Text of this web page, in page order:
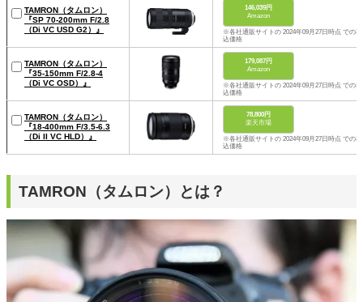
TAMRON（タムロン）
『SP 70-200mm F/2.8
（Di VC USD G2）』
146,039円
Amazon
※各社通販サイトの 2024年09月27日時点 での税
込価格
TAMRON（タムロン）
『35-150mm F/2.8-4
（Di VC OSD）』
179,087円
Amazon
※各社通販サイトの 2024年09月27日時点 での税
込価格
TAMRON（タムロン）
『18-400mm F/3.5-6.3
（Di II VC HLD）』
78,800円
楽天市場
※各社通販サイトの 2024年09月27日時点 での税
込価格
TAMRON（タムロン）とは？